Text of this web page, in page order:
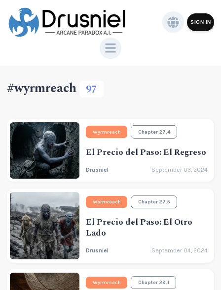
SIGN IN
#wyrmreach 97
Wyrmreach Chapter 27.4
El Precio del Paso: El Regreso
Drusniel September 03, 2024
Wyrmreach Chapter 27.5
El Precio del Paso: El Otro
Lado
Drusniel September 04, 2024
Wyrmreach Chapter 29.1